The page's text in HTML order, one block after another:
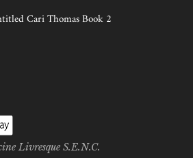
Cari Thomas Book 2
Livresque S.E.N.C.